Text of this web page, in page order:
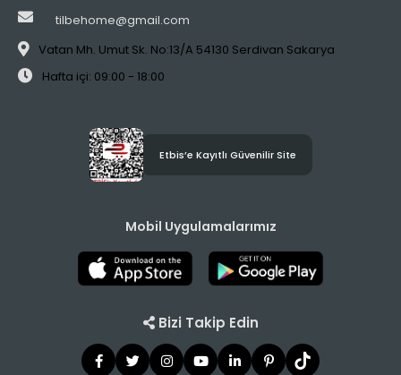
tilbehome@gmail.com
Vatan Mh. Umut Sk. No:13/A 54130 Serdivan Sakarya
Hafta içi: 09:00 - 18:00
Etbis’e Kayıtlı Güvenilir Site
Mobil Uygulamalarımız
Bizi Takip Edin